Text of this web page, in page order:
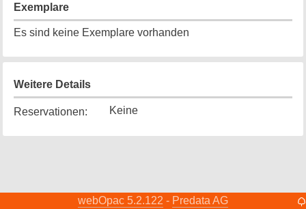
Exemplare
Es sind keine Exemplare vorhanden
Weitere Details
Reservationen: Keine
webOpac 5.2.122 - Predata AG